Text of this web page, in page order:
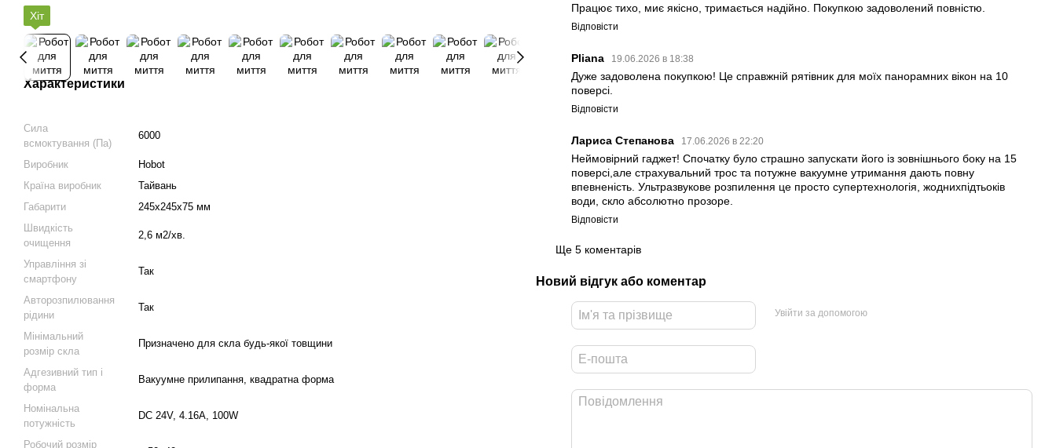
Хіт
Характеристики
Сила
всмоктування (Па)
6000
Виробник
Hobot
Країна виробник
Тайвань
Габарити
245х245х75 мм
Швидкість
очищення
2,6 м2/хв.
Управління зі
смартфону
Так
Авторозпилювання
рідини
Так
Мінімальний
розмір скла
Призначено для скла будь-якої товщини
Адгезивний тип і
форма
Вакуумне прилипання, квадратна форма
Номінальна
потужність
DC 24V, 4.16A, 100W
Робочий розмір
Працює тихо, миє якісно, тримається надійно. Покупкою задоволений повністю.
Відповісти
Pliana 19.06.2026 в 18:38
Дуже задоволена покупкою! Це справжній рятівник для моїх панорамних вікон на 10
поверсі.
Відповісти
Лариса Степанова 17.06.2026 в 22:20
Неймовірний гаджет! Спочатку було страшно запускати його із зовнішнього боку на 15
поверсі,але страхувальний трос та потужне вакуумне утримання дають повну
впевненість. Ультразвукове розпилення це просто супертехнологія, жоднихпідтьоків
води, скло абсолютно прозоре.
Відповісти
Ще 5 коментарів
Новий відгук або коментар
Увійти за допомогою